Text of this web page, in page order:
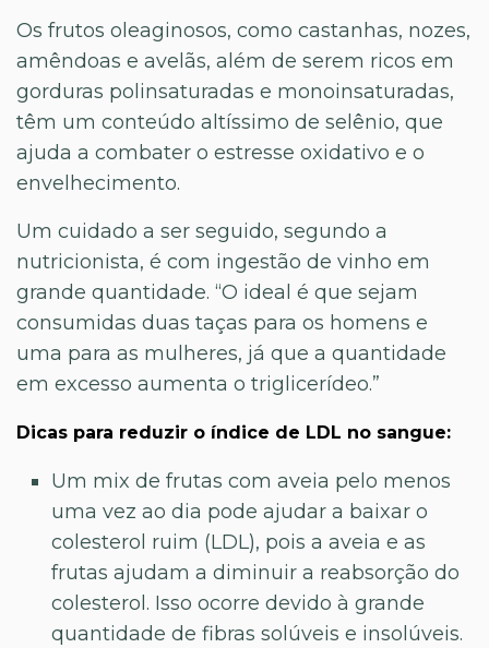
Os frutos oleaginosos, como castanhas, nozes,
amêndoas e avelãs, além de serem ricos em
gorduras polinsaturadas e monoinsaturadas,
têm um conteúdo altíssimo de selênio, que
ajuda a combater o estresse oxidativo e o
envelhecimento.
Um cuidado a ser seguido, segundo a
nutricionista, é com ingestão de vinho em
grande quantidade. “O ideal é que sejam
consumidas duas taças para os homens e
uma para as mulheres, já que a quantidade
em excesso aumenta o triglicerídeo.”
Dicas para reduzir o índice de LDL no sangue:
Um mix de frutas com aveia pelo menos
uma vez ao dia pode ajudar a baixar o
colesterol ruim (LDL), pois a aveia e as
frutas ajudam a diminuir a reabsorção do
colesterol. Isso ocorre devido à grande
quantidade de fibras solúveis e insolúveis.